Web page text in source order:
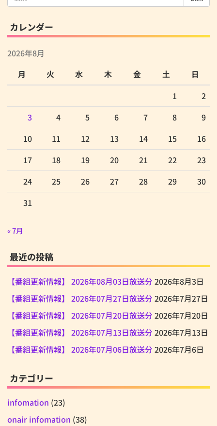
索:
カレンダー
2026年8月
月
火 水 木 金 土
日
1
2
3
4 5 6 7 8
9
10
11 12 13 14 15
16
17
18 19 20 21 22
23
24
25 26 27 28 29
30
31
« 7月
最近の投稿
【番組更新情報】 2026年08月03日放送分2026年8月3日
【番組更新情報】 2026年07月27日放送分2026年7月27日
【番組更新情報】 2026年07月20日放送分2026年7月20日
【番組更新情報】 2026年07月13日放送分2026年7月13日
【番組更新情報】 2026年07月06日放送分2026年7月6日
カテゴリー
infomation (23)
onair infomation (38)